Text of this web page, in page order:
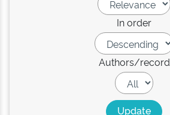
In order
Authors/record